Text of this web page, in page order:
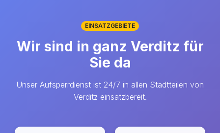
EINSATZGEBIETE
Wir sind in ganz Verditz für
Sie da
Unser Aufsperrdienst ist 24/7 in allen Stadtteilen von
Verditz einsatzbereit.